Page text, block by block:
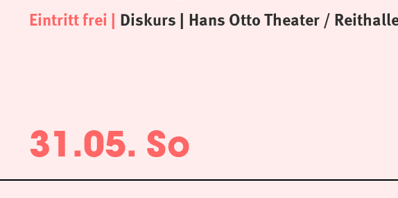
Eintritt frei Diskurs Hans Otto Theater /
31.05. So